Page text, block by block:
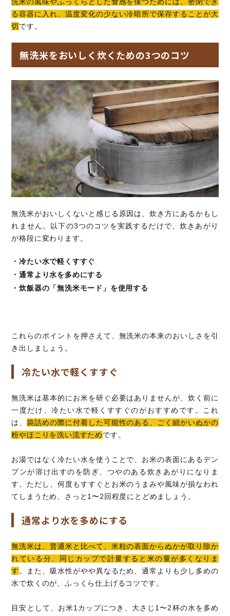
る容器に入れ、温度変化の少ない冷暗所で保存することが大
切です。
無洗米をおいしく炊くための3つのコツ
無洗米がおいしくないと感じる原因は、炊き方にあるかもし
れません。以下の3つのコツを実践するだけで、炊きあがり
が格段に変わります。
・冷たい水で軽くすすぐ
・通常より水を多めにする
・炊飯器の「無洗米モード」を使用する
これらのポイントを押さえて、無洗米の本来のおいしさを引
き出しましょう。
冷たい水で軽くすすぐ
無洗米は基本的にお米を研ぐ必要はありませんが、炊く前に
一度だけ、冷たい水で軽くすすぐのがおすすめです。これ
は、袋詰めの際に付着した可能性のある、ごく細かいぬかの
粉やほこりを洗い流すためです。
お湯ではなく冷たい水を使うことで、お米の表面にあるデン
プンが溶け出すのを防ぎ、つやのある炊きあがりになりま
す。ただし、何度もすすぐとお米のうまみや風味が損なわれ
てしまうため、さっと1〜2回程度にとどめましょう。
通常より水を多めにする
無洗米は、普通米と比べて、米粒の表面からぬかが取り除か
れている分、同じカップで計量すると米の量が多くなりま
す 。また、吸水性がやや異なるため、通常よりも少し多めの
水で炊くのが、ふっくら仕上げるコツです。
目安として、お米1カップにつき、大さじ1〜2杯の水を多め